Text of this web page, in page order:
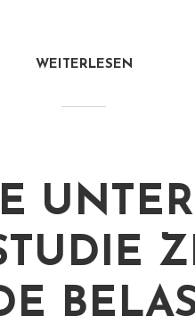
WEITERLESEN